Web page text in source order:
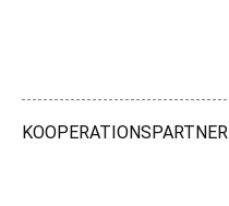
KOOPERATIONSPARTNER